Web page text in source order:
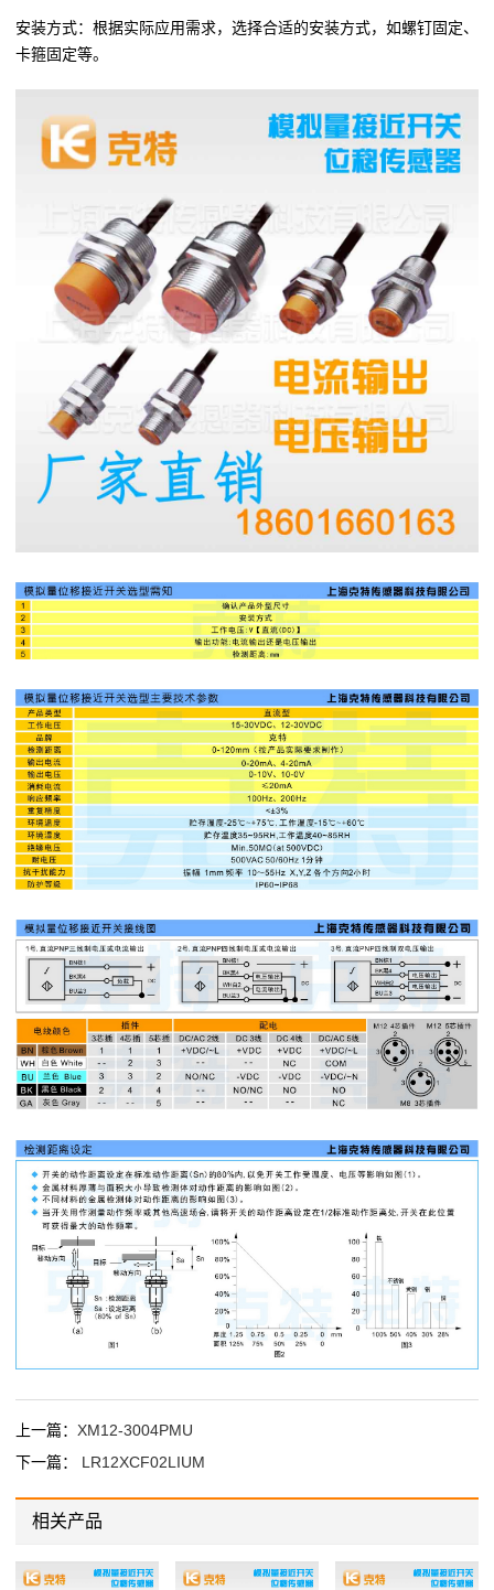
安装方式：根据实际应用需求，选择合适的安装方式，如螺钉固定、
卡箍固定等。
上一篇： XM12-3004PMU
下一篇： LR12XCF02LIUM
相关产品